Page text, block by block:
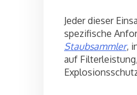
Jeder dieser
spezifische
Staubsammler,
auf